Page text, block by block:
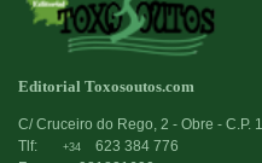
Editorial Toxosoutos.com
C/ Cruceiro do Rego, 2 - Obre - C.P.
Tlf:
+34
623 384 776